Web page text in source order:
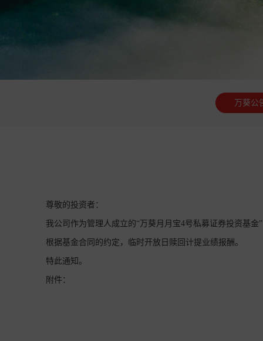
万葵公
尊敬的投资者：
我公司作为管理人成立的“万葵月月宝4号私募证券投资基
根据基金合同的约定，临时开放日赎回计提业绩报酬。
特此通知。
附件：